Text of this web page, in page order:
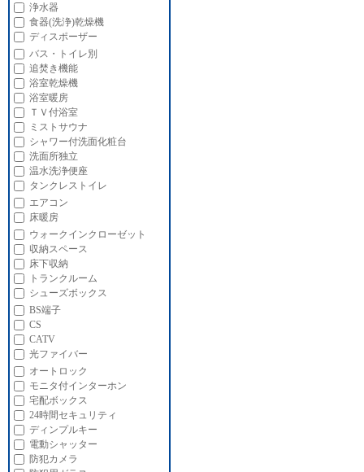
浄水器
食器(洗浄)乾燥機
ディスポーザー
バス・トイレ別
追焚き機能
浴室乾燥機
浴室暖房
ＴＶ付浴室
ミストサウナ
シャワー付洗面化粧台
洗面所独立
温水洗浄便座
タンクレストイレ
エアコン
床暖房
ウォークインクローゼット
収納スペース
床下収納
トランクルーム
シューズボックス
BS端子
CS
CATV
光ファイバー
オートロック
モニタ付インターホン
宅配ボックス
24時間セキュリティ
ディンプルキー
電動シャッター
防犯カメラ